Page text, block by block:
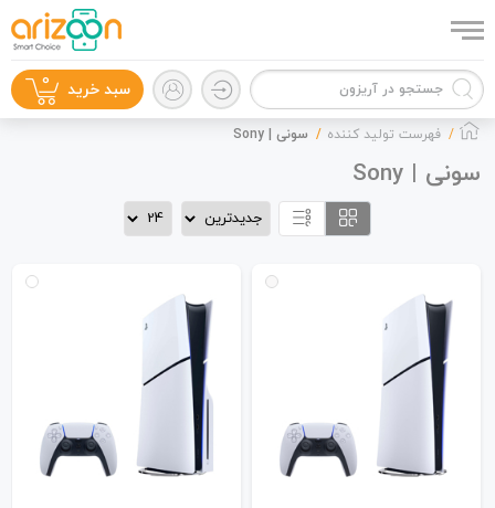
لوازم جانبی
سبد خرید 0
فهرست تولید کننده سونی | Sony
سونی | Sony